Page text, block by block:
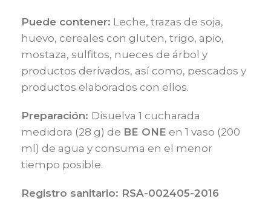
Puede contener: Leche, trazas de soja,
huevo, cereales con gluten, trigo, apio,
mostaza, sulfitos, nueces de árbol y
productos derivados, así como, pescados y
productos elaborados con ellos.
Preparación: Disuelva 1 cucharada
medidora (28 g) de BE ONE en 1 vaso (200
ml) de agua y consuma en el menor
tiempo posible.
Registro sanitario: RSA-002405-2016